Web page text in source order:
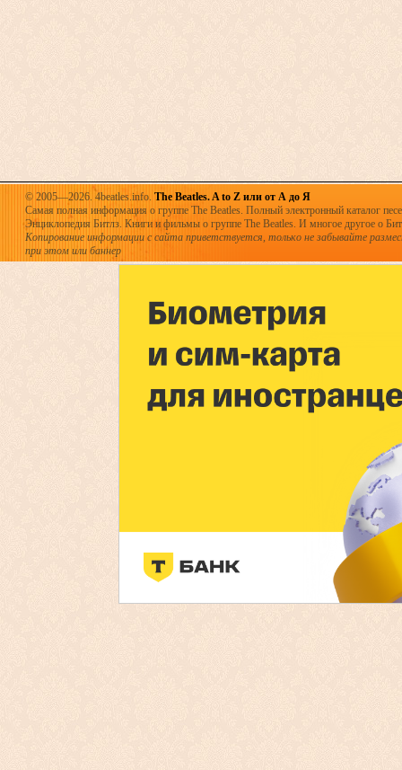
© 2005—2026. 4beatles.info. The Beatles. A to Z или от А до Я
Самая полная информация о группе The Beatles. Полный электронный каталог
Энциклопедия Битлз. Книги и фильмы о группе The Beatles. И многое другое о
Копирование информации с сайта приветствуется, только не забывайте
при этом или баннер